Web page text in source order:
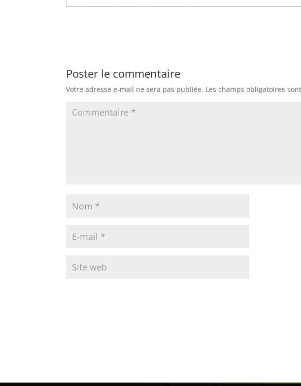
Poster le commentaire
Votre adresse e-mail ne sera pas publiée. Les champs obligatoires